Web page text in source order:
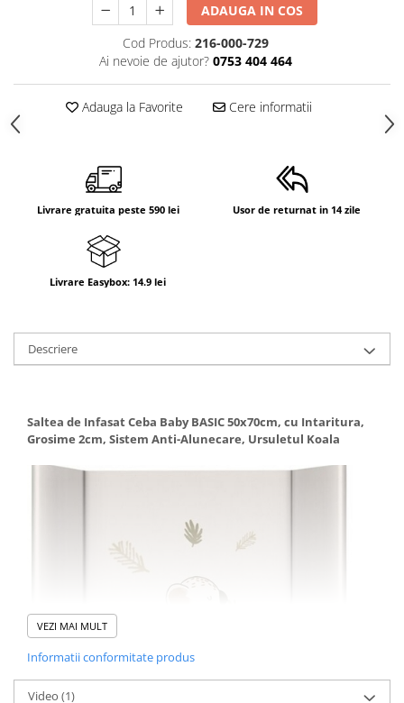
ADAUGA IN COS
Cod Produs: 216-000-729
Ai nevoie de ajutor? 0753 404 464
Adauga la Favorite Cere informatii
Livrare gratuita peste 590 lei Usor de returnat in 14 zile
Livrare Easybox: 14.9 lei
Descriere
Saltea de Infasat Ceba Baby BASIC 50x70cm, cu Intaritura,
Grosime 2cm, Sistem Anti-Alunecare, Ursuletul Koala
VEZI MAI MULT
Informatii conformitate produs
Video (1)